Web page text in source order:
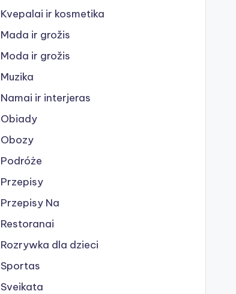
Kvepalai ir kosmetika
Mada ir grožis
Moda ir grožis
Muzika
Namai ir interjeras
Obiady
Obozy
Podróże
Przepisy
Przepisy Na
Restoranai
Rozrywka dla dzieci
Sportas
Sveikata